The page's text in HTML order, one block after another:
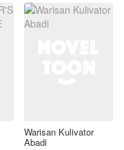
Warisan Kulivator
Abadi